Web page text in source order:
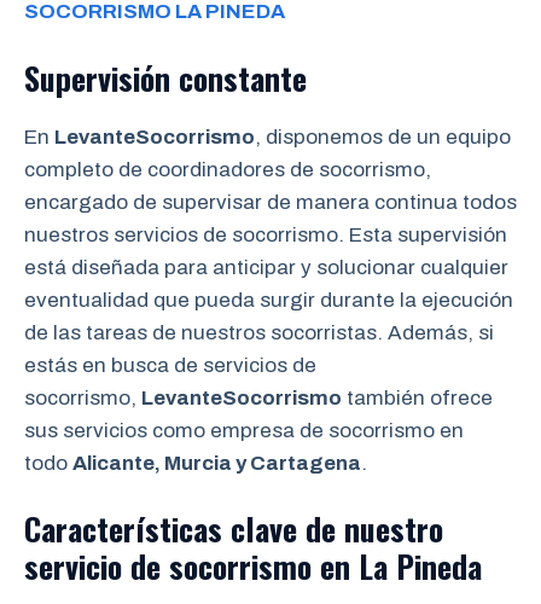
SOCORRISMO LA PINEDA
Supervisión constante
En LevanteSocorrismo, disponemos de un equipo
completo de coordinadores de socorrismo,
encargado de supervisar de manera continua todos
nuestros servicios de socorrismo. Esta supervisión
está diseñada para anticipar y solucionar cualquier
eventualidad que pueda surgir durante la ejecución
de las tareas de nuestros socorristas. Además, si
estás en busca de servicios de
socorrismo, LevanteSocorrismo también ofrece
sus servicios como empresa de socorrismo en
todo Alicante, Murcia y Cartagena.
Características clave de nuestro
servicio de socorrismo en La Pineda